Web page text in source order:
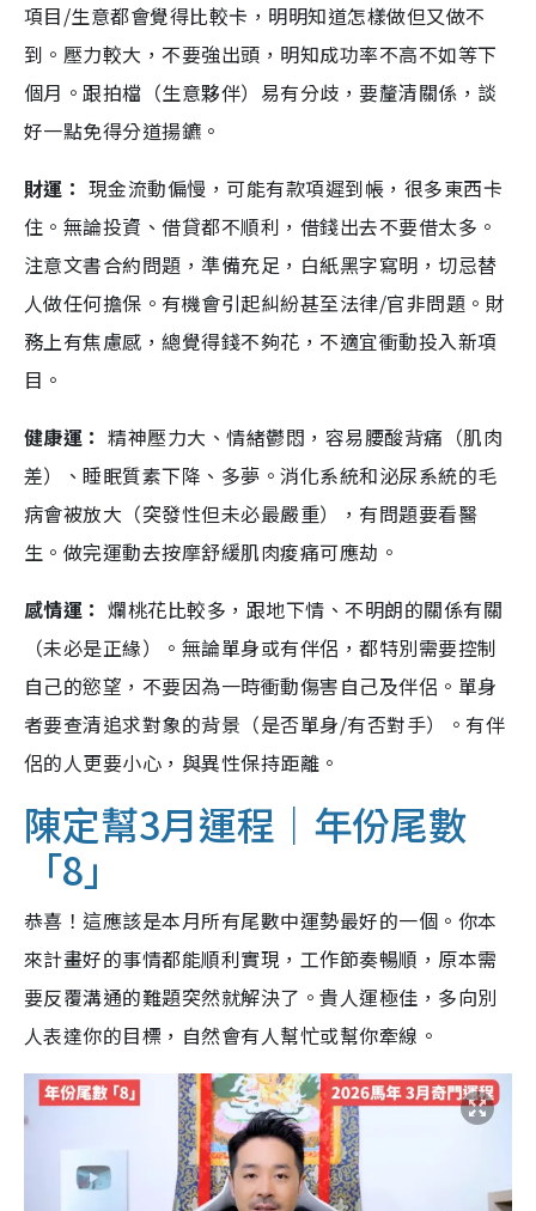
項目/生意都會覺得比較卡，明明知道怎樣做但又做不
到。壓力較大，不要強出頭，明知成功率不高不如等下
個月。跟拍檔（生意夥伴）易有分歧，要釐清關係，談
好一點免得分道揚鑣。
財運： 現金流動偏慢，可能有款項遲到帳，很多東西卡
住。無論投資、借貸都不順利，借錢出去不要借太多。
注意文書合約問題，準備充足，白紙黑字寫明，切忌替
人做任何擔保。有機會引起糾紛甚至法律/官非問題。財
務上有焦慮感，總覺得錢不夠花，不適宜衝動投入新項
目。
健康運： 精神壓力大、情緒鬱悶，容易腰酸背痛（肌肉
差）、睡眠質素下降、多夢。消化系統和泌尿系統的毛
病會被放大（突發性但未必最嚴重），有問題要看醫
生。做完運動去按摩舒緩肌肉痠痛可應劫。
感情運： 爛桃花比較多，跟地下情、不明朗的關係有關
（未必是正緣）。無論單身或有伴侶，都特別需要控制
自己的慾望，不要因為一時衝動傷害自己及伴侶。單身
者要查清追求對象的背景（是否單身/有否對手）。有伴
侶的人更要小心，與異性保持距離。
陳定幫3月運程｜年份尾數
「8」
恭喜！這應該是本月所有尾數中運勢最好的一個。你本
來計畫好的事情都能順利實現，工作節奏暢順，原本需
要反覆溝通的難題突然就解決了。貴人運極佳，多向別
人表達你的目標，自然會有人幫忙或幫你牽線。